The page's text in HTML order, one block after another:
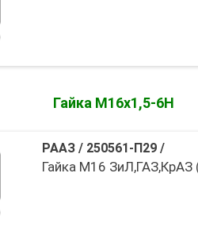
Гайка М16х1,5-6Н
РААЗ/ 250561-П29/
Гайка М16 ЗиЛ,ГАЗ,КрАЗ